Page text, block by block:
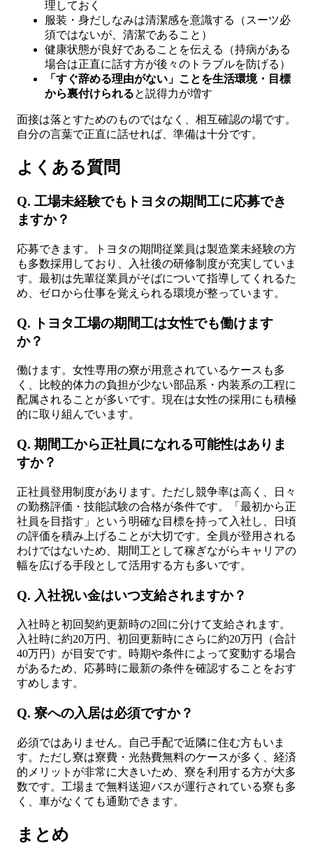
理しておく
服装・身だしなみは清潔感を意識する（スーツ必
須ではないが、清潔であること）
健康状態が良好であることを伝える（持病がある
場合は正直に話す方が後々のトラブルを防げる）
「すぐ辞める理由がない」ことを生活環境・目標
から裏付けられると説得力が増す
面接は落とすためのものではなく、相互確認の場です。
自分の言葉で正直に話せれば、準備は十分です。
よくある質問
Q. 工場未経験でもトヨタの期間工に応募でき
ますか？
応募できます。トヨタの期間従業員は製造業未経験の方
も多数採用しており、入社後の研修制度が充実していま
す。最初は先輩従業員がそばについて指導してくれるた
め、ゼロから仕事を覚えられる環境が整っています。
Q. トヨタ工場の期間工は女性でも働けます
か？
働けます。女性専用の寮が用意されているケースも多
く、比較的体力の負担が少ない部品系・内装系の工程に
配属されることが多いです。現在は女性の採用にも積極
的に取り組んでいます。
Q. 期間工から正社員になれる可能性はありま
すか？
正社員登用制度があります。ただし競争率は高く、日々
の勤務評価・技能試験の合格が条件です。「最初から正
社員を目指す」という明確な目標を持って入社し、日頃
の評価を積み上げることが大切です。全員が登用される
わけではないため、期間工として稼ぎながらキャリアの
幅を広げる手段として活用する方も多いです。
Q. 入社祝い金はいつ支給されますか？
入社時と初回契約更新時の2回に分けて支給されます。
入社時に約20万円、初回更新時にさらに約20万円（合計
40万円）が目安です。時期や条件によって変動する場合
があるため、応募時に最新の条件を確認することをおす
すめします。
Q. 寮への入居は必須ですか？
必須ではありません。自己手配で近隣に住む方もいま
す。ただし寮は寮費・光熱費無料のケースが多く、経済
的メリットが非常に大きいため、寮を利用する方が大多
数です。工場まで無料送迎バスが運行されている寮も多
く、車がなくても通勤できます。
まとめ